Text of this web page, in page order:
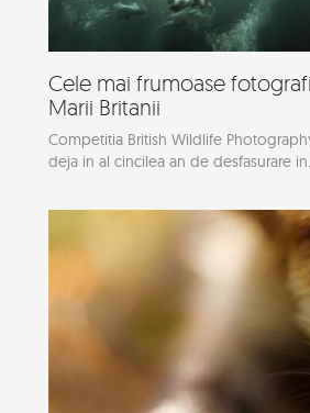
Cele mai frumoase
Marii Britanii
Competitia British Wildlife
deja in al cincilea an de desfasurare